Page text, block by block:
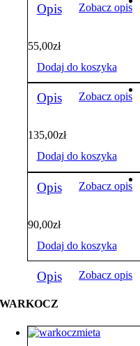
Opis Zobacz opis
55,00zł
Dodaj do koszyka
Opis Zobacz opis
135,00zł
Dodaj do koszyka
Opis Zobacz opis
90,00zł
Dodaj do koszyka
Opis Zobacz opis
WARKOCZ